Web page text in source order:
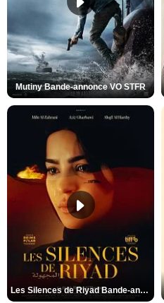
Mutiny Bande-annonce VO STFR
Les Silences de Riyad Bande-annonce VO STFR